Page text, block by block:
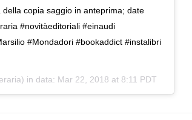
copia saggio in anteprima; date
#novitàeditoriali #einaudi
#Mondadori #bookaddict #instalibri
in data: Mar 22, 2018 at 8:11 PDT